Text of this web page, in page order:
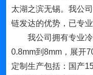
太湖之滨无锡。我公
链发达的优势，已专
我公司拥有专业
0.8mm到8mm，展开
定制生产包括：国产